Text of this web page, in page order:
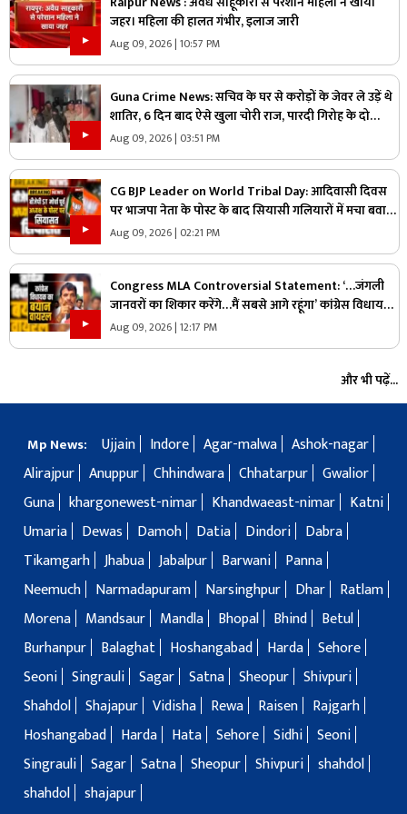
जहर। महिला की हालत गंभीर, इलाज जारी
Aug 09, 2026 | 10:57 PM
Guna Crime News: सचिव के घर से करोड़ों के जेवर ले उड़ें थे
शातिर, 6 दिन बाद ऐसे खुला चोरी राज, पारदी गिरोह के दो
आरोपी गिरफ्तार
Aug 09, 2026 | 03:51 PM
CG BJP Leader on World Tribal Day: आदिवासी दिवस
पर भाजपा नेता के पोस्ट के बाद सियासी गलियारों में मचा बवाल,
जानिए ऐसा क्या कह दिया कि भड़के विपक्षी नेता
Aug 09, 2026 | 02:21 PM
Congress MLA Controversial Statement: ‘…जंगली
जानवरों का शिकार करेंगे…मैं सबसे आगे रहूंगा’ कांग्रेस विधायक
ने दिया विवादित बयान, वायरल हो रहा वीडियो
Aug 09, 2026 | 12:17 PM
और भी पढ़ें...
Mp News: Ujjain Indore Agar-malwa Ashok-nagar
Alirajpur Anuppur Chhindwara Chhatarpur Gwalior
Guna khargonewest-nimar Khandwaeast-nimar
Katni
Umaria
Dewas Damoh Datia Dindori
Dabra
Tikamgarh Jhabua Jabalpur Barwani
Panna
Neemuch
Narmadapuram Narsinghpur Dhar
Ratlam
Morena
Mandsaur Mandla Bhopal Bhind
Betul
Burhanpur
Balaghat Hoshangabad Harda Sehore
Seoni Singrauli Sagar Satna Sheopur Shivpuri
Shahdol Shajapur Vidisha Rewa Raisen
Rajgarh
Hoshangabad
Harda Hata Sehore Sidhi Seoni
Singrauli Sagar Satna Sheopur Shivpuri shahdol
shahdol shajapur